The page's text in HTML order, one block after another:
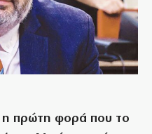
η πρώτη φορά που το